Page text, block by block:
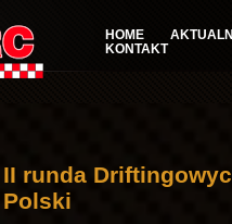
HOME
KONTAKT
II runda
Polski